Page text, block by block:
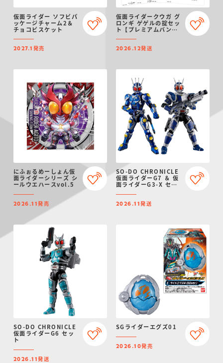
仮面ライダー ソフビパ
ッケージチャーム2＆
チョコビスケット
2027.1 発売
仮面ライダークウガ グ
ロンギ ゲゲルの掟セッ
ト【プレミアムバンダ
ル）
2026.12発送
にふぉるめーしょん仮
面ライダーシリーズ シ
ールウエハースvol.5
2026.11発売
SO-DO CHRONICLE
仮面ライダーG7 ＆ 仮
面ライダーG3-X セッ
2026.11発送
SO-DO CHRONICLE
仮面ライダーG6 セッ
ト
2026.11発送
SGライダーエグズ01
2026.10発売